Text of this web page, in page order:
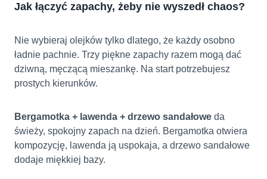
Jak łączyć zapachy, żeby nie wyszedł chaos?
Nie wybieraj olejków tylko dlatego, że każdy osobno
ładnie pachnie. Trzy piękne zapachy razem mogą dać
dziwną, męczącą mieszankę. Na start potrzebujesz
prostych kierunków.
Bergamotka + lawenda + drzewo sandałowe da
świeży, spokojny zapach na dzień. Bergamotka otwiera
kompozycję, lawenda ją uspokaja, a drzewo sandałowe
dodaje miękkiej bazy.